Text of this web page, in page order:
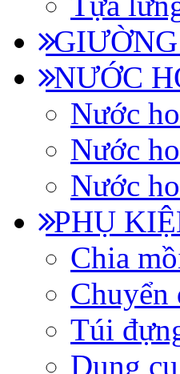
NƯỚC
Nước
Nước
Nước
PHỤ
Chia
Chuyển
Túi
Dụng